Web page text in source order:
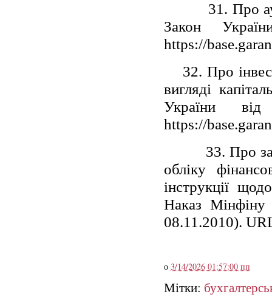
31. Про
Закон
https://
32. Про
вигляді
України
https://
33. Про
обліку
інструкції
Наказ
08.11.2010).
о 3/14/2026 01:57:00 пп
Мітки: